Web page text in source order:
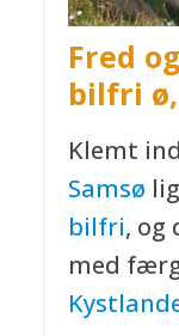
Fred
bilfri
Klemt
Samsø
bilfri, og
med